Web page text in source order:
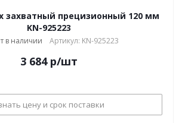
захватный прецизионный 120 мм
KN-925223
в наличии Артикул: KN-925223
3 684р/шт
цену и срок поставки